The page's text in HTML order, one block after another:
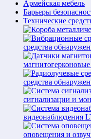
Армейская мебель
Барьеры
Технические
средства
средства
сигнализации и
видеонаблюдения
оповещения и